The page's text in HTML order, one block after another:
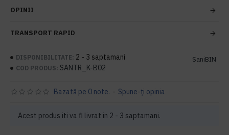
OPINII
TRANSPORT RAPID
DISPONIBILITATE: 2 - 3 saptamani
COD PRODUS: SANTR_K-B02
SaniBIN
Acest produs iti va fi livrat in 2 - 3 saptamani.
Bazată pe 0 note. - Spune-ţi opinia